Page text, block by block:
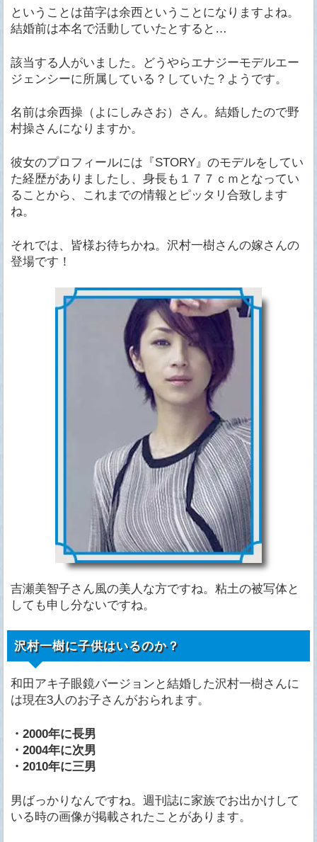
ということは苗字は余西ということになりますよね。
結婚前は本名で活動していたとすると…
該当する人がいました。どうやらエナジーモデルエー
ジェンシーに所属している？していた？ようです。
名前は余西操（よにしみさお）さん。結婚したので野
村操さんになりますか。
彼女のプロフィールには『STORY』のモデルをしてい
た経歴がありましたし、身長も１７７ｃｍとなってい
ることから、これまでの情報とピッタリ合致します
ね。
それでは、皆様お待ちかね。沢村一樹さんの嫁さんの
登場です！
吉瀬美智子さん風の美人な方ですね。粘土の被写体と
しても申し分ないですね。
沢村一樹に子供はいるのか？
和田アキ子眼鏡バージョンと結婚した沢村一樹さんに
は現在3人のお子さんがおられます。
・2000年に長男
・2004年に次男
・2010年に三男
男ばっかりなんですね。週刊誌に家族でお出かけして
いる時の画像が掲載されたことがあります。